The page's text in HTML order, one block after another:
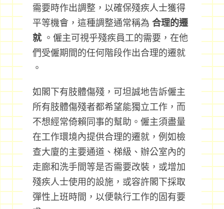
需要時作出調整，以確保殘疾人士獲得
平等機會，這種調整通常稱為 合理的遷
就。僱主可視乎殘疾員工的需要，在他
們受僱期間的任何階段作出合理的遷就
。
如閣下有肢體傷殘，可坦誠地告訴僱主
所有肢體傷殘者都希望能獨立工作，而
不想經常倚賴同事的幫助。僱主須盡量
在工作環境內提供合理的遷就，例如檢
查大廈的主要通道、梯級、辦公室內的
走廊和洗手間等是否需要改裝，或增加
殘疾人士使用的設施，或容許閣下採取
彈性上班時間，以便執行工作的固有要